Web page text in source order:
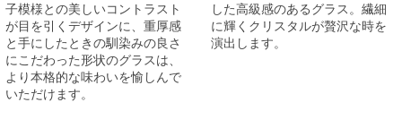
子模様との美しいコントラスト
が目を引くデザインに、重厚感
と手にしたときの馴染みの良さ
にこだわった形状のグラスは、
より本格的な味わいを愉しんで
いただけます。
した高級感のあるグラス。繊細
に輝くクリスタルが贅沢な時を
演出します。